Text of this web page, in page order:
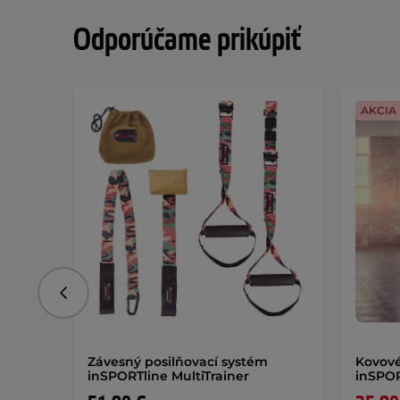
Odporúčame prikúpiť
Závesný posilňovací systém
inSPORTline MultiTrainer
AKCIA
Predchádzajúce